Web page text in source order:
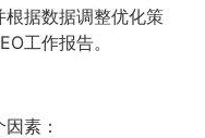
据数据调整优化策
工作报告。
素：